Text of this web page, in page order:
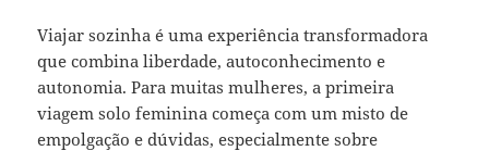
Viajar sozinha é uma experiência transformadora
que combina liberdade, autoconhecimento e
autonomia. Para muitas mulheres, a primeira
viagem solo feminina começa com um misto de
empolgação e dúvidas, especialmente sobre